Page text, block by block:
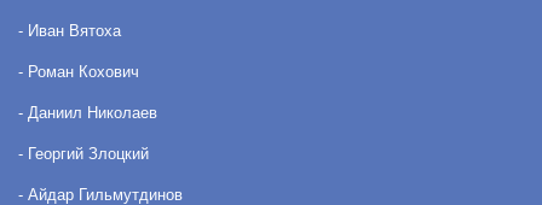
- Иван Вятоха
- Роман Кохович
- Даниил Николаев
- Георгий Злоцкий
- Айдар Гильмутдинов